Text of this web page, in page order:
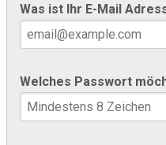
Was ist Ihr E-Mail
Welches Passwort